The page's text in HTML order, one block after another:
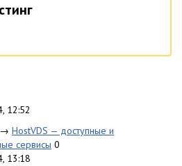
12:52
→ HostVDS — доступные и
сервисы 0
13:18